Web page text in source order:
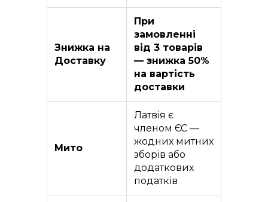
Знижка на
Доставку
При
замовленні
від 3 товарів
— знижка 50%
на вартість
доставки
Мито
Латвія є
членом ЄС —
жодних митних
зборів або
додаткових
податків